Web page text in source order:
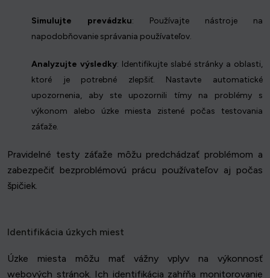
Simulujte prevádzku: Používajte nástroje na
napodobňovanie správania používateľov.
Analyzujte výsledky: Identifikujte slabé stránky a oblasti,
ktoré je potrebné zlepšiť. Nastavte automatické
upozornenia, aby ste upozornili tímy na problémy s
výkonom alebo úzke miesta zistené počas testovania
záťaže.
Pravidelné testy záťaže môžu predchádzať problémom a
zabezpečiť bezproblémovú prácu používateľov aj počas
špičiek.
Identifikácia úzkych miest
Úzke miesta môžu mať vážny vplyv na výkonnosť
webových stránok. Ich identifikácia zahŕňa monitorovanie